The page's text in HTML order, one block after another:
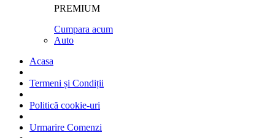
PREMIUM
Cumpara acum
Auto
Acasa
Termeni și Condiții
Politică cookie-uri
Urmarire Comenzi